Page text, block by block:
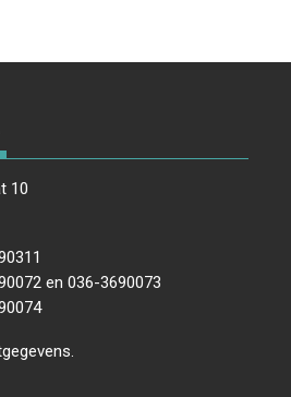
10
en 036-3690073